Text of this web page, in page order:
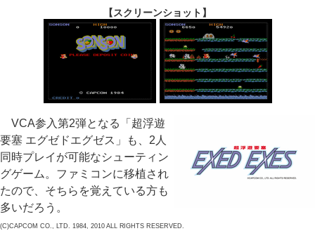
【スクリーンショット】
VCA参入第2弾となる「超浮遊
要塞 エグゼドエグゼス」も、2人
同時プレイが可能なシューティン
グゲーム。ファミコンに移植され
たので、そちらを覚えている方も
多いだろう。
(C)CAPCOM CO., LTD. 1984, 2010 ALL RIGHTS RESERVED.